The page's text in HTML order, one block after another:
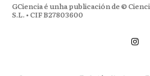
GCiencia é unha publicación de ©
S.L. • CIF B27803600